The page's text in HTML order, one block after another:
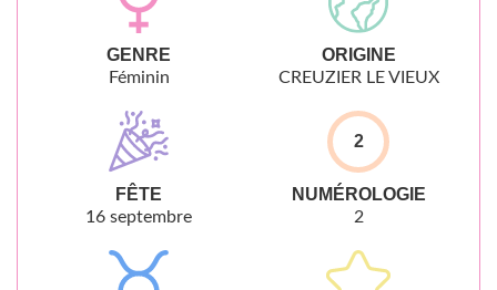
GENRE
Féminin
ORIGINE
CREUZIER LE VIEUX
FÊTE
16 septembre
2
NUMÉROLOGIE
2